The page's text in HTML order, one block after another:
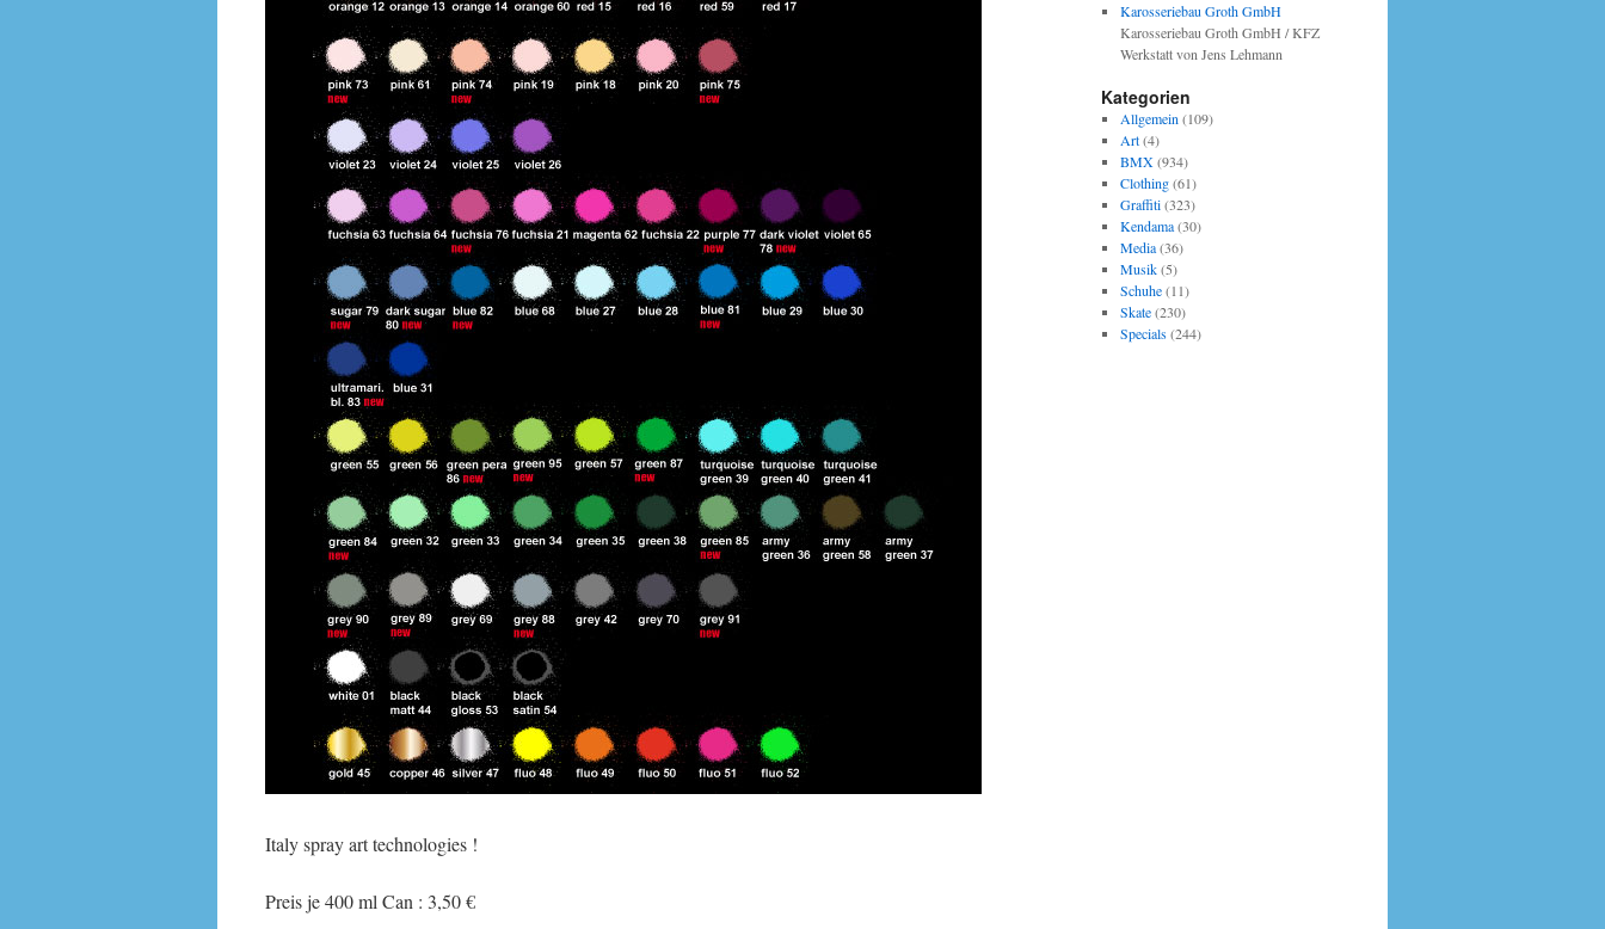
Italy spray art technologies !
Preis je 400 ml Can : 3,50 €
Karosseriebau Groth GmbH
Karosseriebau Groth GmbH / KFZ
Werkstatt von Jens Lehmann
Kategorien
Allgemein (109)
Art(4)
BMX(934)
Clothing(61)
Graffiti(323)
Kendama(30)
Media(36)
Musik(5)
Schuhe(11)
Skate(230)
Specials(244)